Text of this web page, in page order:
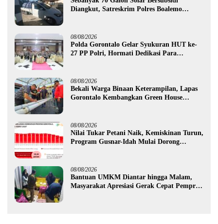
Diangkut, Satreskrim Polres Boalemo
08/08/2026
Polda Gorontalo Gelar Syukuran HUT ke-
27 PP Polri, Hormati Dedikasi Para
08/08/2026
Bekali Warga Binaan Keterampilan, Lapas
Gorontalo Kembangkan Green House
08/08/2026
Nilai Tukar Petani Naik, Kemiskinan Turun,
Program Gusnar-Idah Mulai Dorong
08/08/2026
Bantuan UMKM Diantar hingga Malam,
Masyarakat Apresiasi Gerak Cepat Pemprov